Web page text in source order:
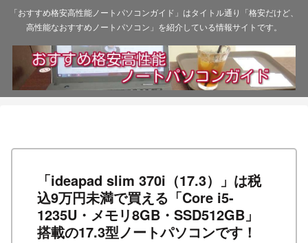
「おすすめ格安高性能ノートパソコンガイド」はタイトル通り「格安だけど、
高性能なおすすめノートパソコン」を紹介している情報サイトです。
「ideapad slim 370i（17.3）」は税
込9万円未満で買える「Core i5-
1235U・メモリ8GB・SSD512GB」
搭載の17.3型ノートパソコンです！